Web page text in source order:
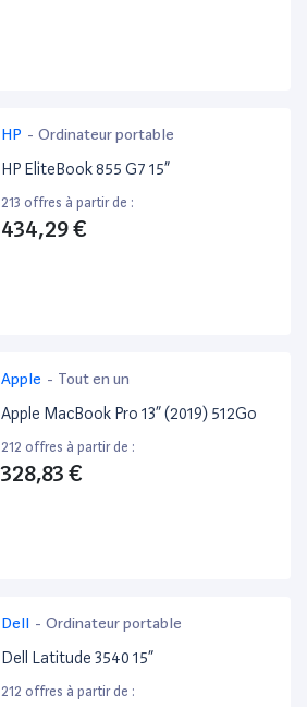
HP - Ordinateur portable
HP EliteBook 855 G7 15”
213 offres à partir de :
434,29 €
Apple - Tout en un
Apple MacBook Pro 13” (2019) 512Go
212 offres à partir de :
328,83 €
Dell - Ordinateur portable
Dell Latitude 3540 15”
212 offres à partir de :